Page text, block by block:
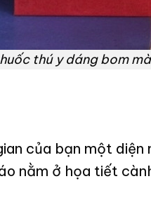
thú y dáng bom
của bạn một
nằm ở họa tiết